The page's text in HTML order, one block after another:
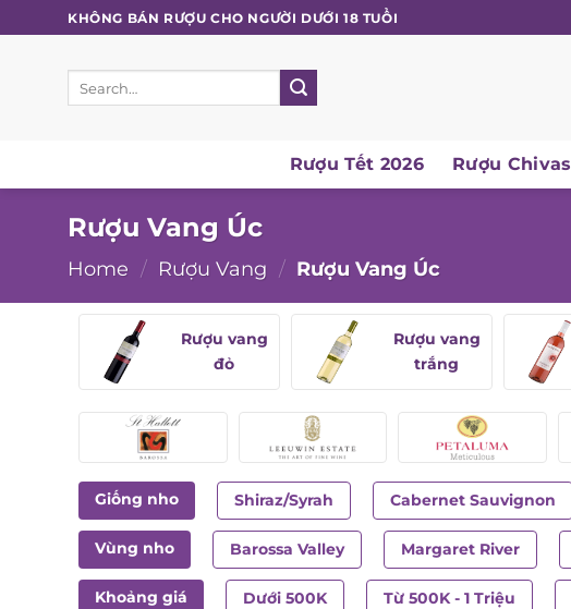
to
content
KHÔNG BÁN RƯỢU CHO NGƯỜI DƯỚI 18 TUỔI
Rượu Tết 2026 Rượu Chivas
Rượu Vang Úc
Home Rượu Vang Rượu Vang Úc
Rượu vang
đỏ
Rượu vang
trắng
Giống nho Shiraz/Syrah Cabernet Sauvignon
Vùng nho Barossa Valley Margaret River
Khoảng giá Dưới 500K Từ 500K - 1 Triệu